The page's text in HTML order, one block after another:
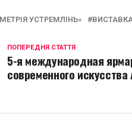
УСТРЕМЛІНЬ»
ПОПЕРЕДНЯ СТАТТЯ
5-я международная
современного искусства